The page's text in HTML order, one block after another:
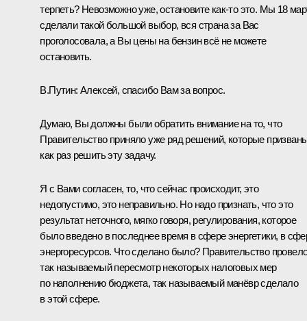
терпеть? Невозможно уже, остановите как-то это. Мы 18
сделали такой большой выбор, вся страна за Вас
проголосовала, а Вы цены на бензин всё не можете
остановить.
В.Путин: Алексей, спасибо Вам за вопрос.
Думаю, Вы должны были обратить внимание на то, что
Правительство приняло уже ряд решений, которые
как раз решить эту задачу.
Я с Вами согласен, то, что сейчас происходит, это
недопустимо, это неправильно. Но надо признать, что это
результат неточного, мягко говоря, регулирования, которое
было введено в последнее время в сфере энергетики, в
энергоресурсов. Что сделано было? Правительство
так называемый пересмотр некоторых налоговых мер
по наполнению бюджета, так называемый манёвр сделало
в этой сфере.